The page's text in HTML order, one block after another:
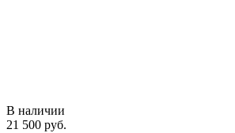
В наличии
21 500 руб.